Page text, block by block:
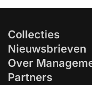
Collecties
Nieuwsbrieven
Over
Partners